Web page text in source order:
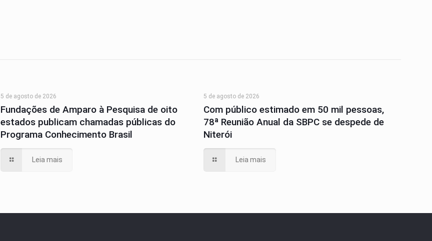
5 de agosto de 2026
Fundações de Amparo à Pesquisa de oito
estados publicam chamadas públicas do
Programa Conhecimento Brasil
Leia mais
5 de agosto de 2026
Com público estimado em 50 mil pessoas,
78ª Reunião Anual da SBPC se despede de
Niterói
Leia mais